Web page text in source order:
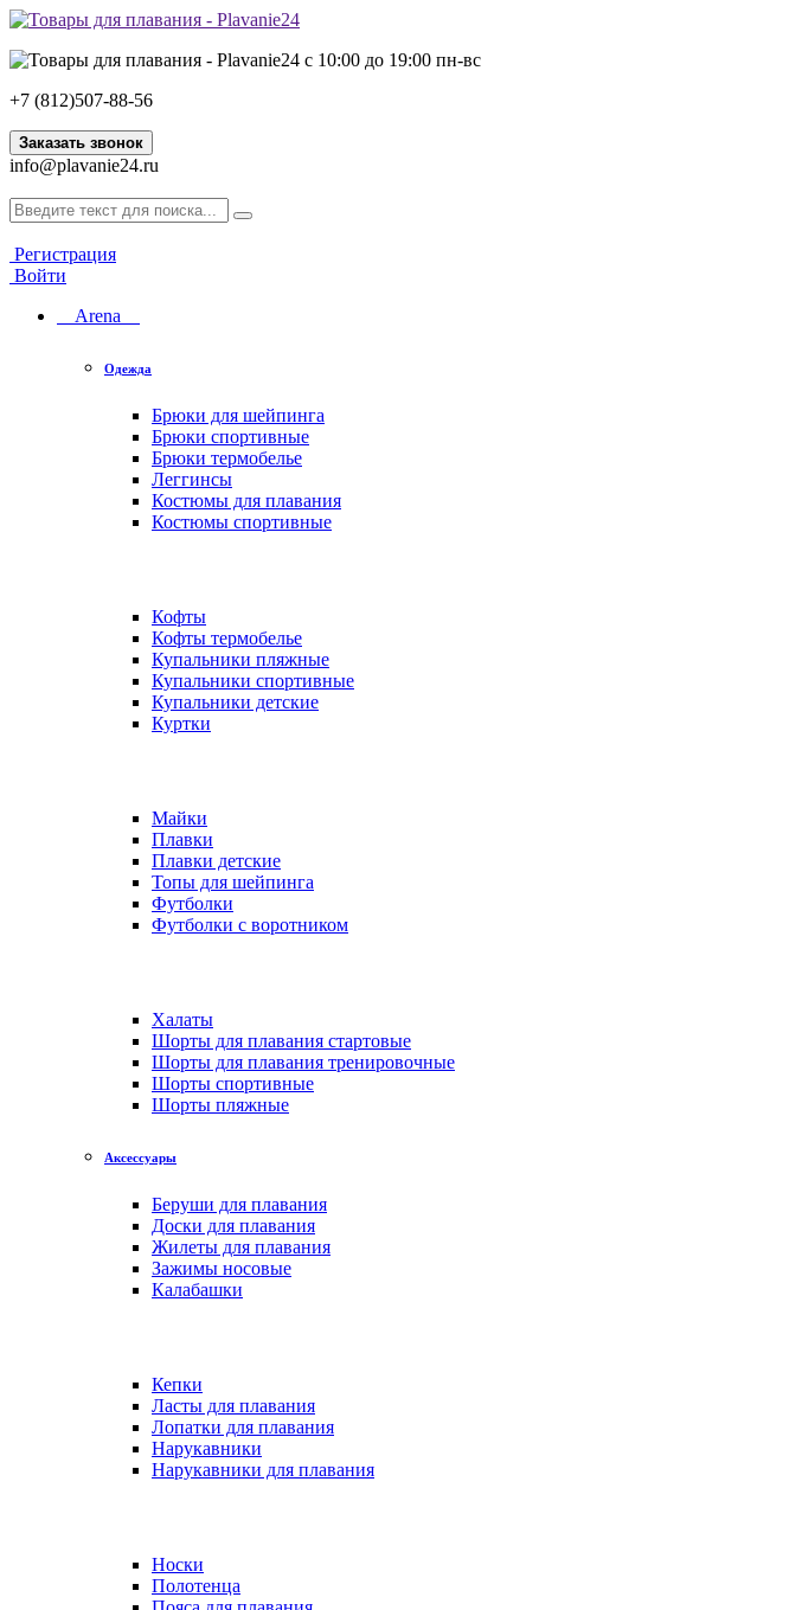
с 10:00 до 19:00 пн-вс
+7 (812)507-88-56
Заказать звонок
info@plavanie24.ru
Регистрация
Войти
Arena
Одежда
Брюки для шейпинга
Брюки спортивные
Брюки термобелье
Леггинсы
Костюмы для плавания
Костюмы спортивные
Кофты
Кофты термобелье
Купальники пляжные
Купальники спортивные
Купальники детские
Куртки
Майки
Плавки
Плавки детские
Топы для шейпинга
Футболки
Футболки с воротником
Халаты
Шорты для плавания стартовые
Шорты для плавания тренировочные
Шорты спортивные
Шорты пляжные
Аксессуары
Беруши для плавания
Доски для плавания
Жилеты для плавания
Зажимы носовые
Калабашки
Кепки
Ласты для плавания
Лопатки для плавания
Нарукавники
Нарукавники для плавания
Носки
Полотенца